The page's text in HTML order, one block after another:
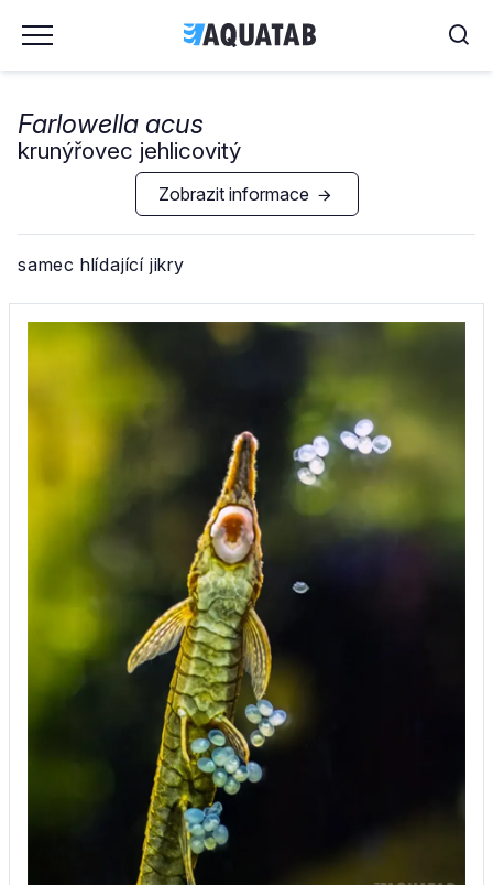
Farlowella acus
krunýřovec jehlicovitý
Zobrazit informace
samec hlídající jikry